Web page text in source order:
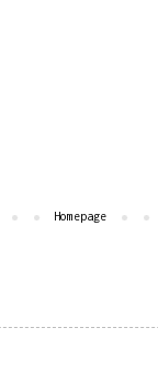
Homepage